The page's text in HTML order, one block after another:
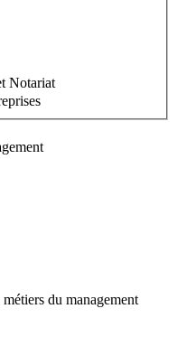
Notariat
du management